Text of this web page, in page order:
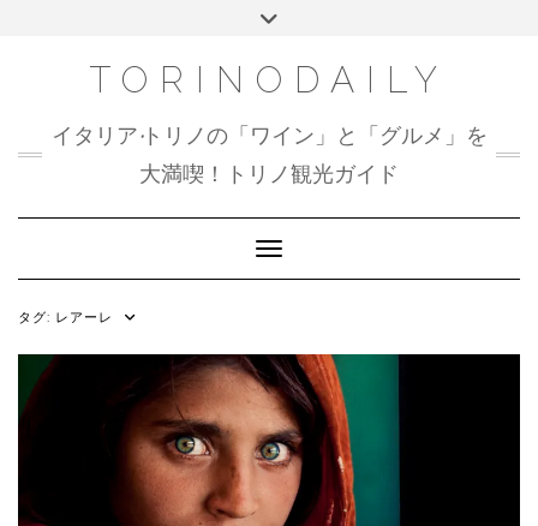
Toggle
TORINODAILY
イタリア•トリノの「ワイン」と「グルメ」を
大満喫！トリノ観光ガイド
Toggle Navigation
タグ: レアーレ